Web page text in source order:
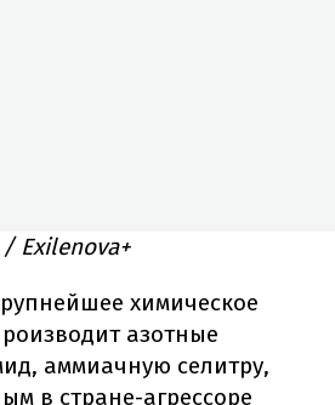
Exilenova+
химическое
азотные
аммиачную селитру,
в стране-агрессоре